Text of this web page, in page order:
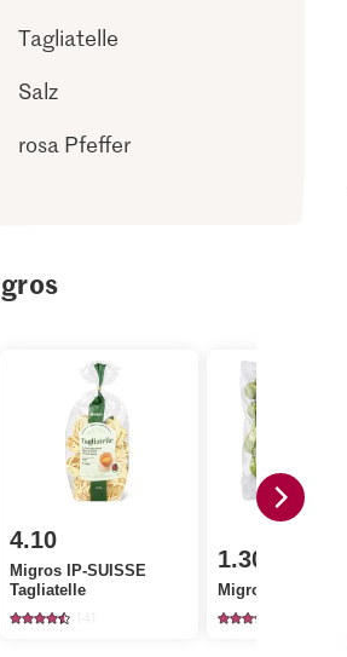
Tagliatelle
Salz
rosa Pfeffer
4.10
Migros IP-SUISSE
Tagliatelle
1.30
Migros Rosenkohl